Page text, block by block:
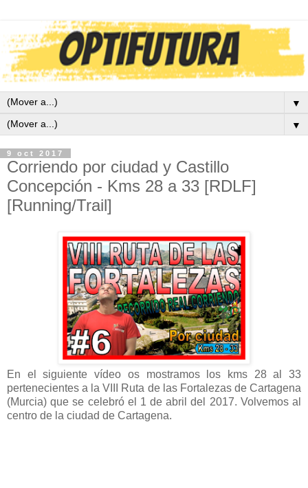
▼
▼
9 oct 2017
Corriendo por ciudad y Castillo
Concepción - Kms 28 a 33 [RDLF]
[Running/Trail]
En el siguiente vídeo os mostramos los kms 28 al 33
pertenecientes a la VIII Ruta de las Fortalezas de Cartagena
(Murcia) que se celebró el 1 de abril del 2017. Volvemos al
centro de la ciudad de Cartagena.